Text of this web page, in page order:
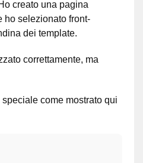
creato una pagina
ho selezionato front-
dei template.
correttamente, ma
come mostrato qui